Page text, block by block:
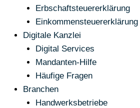
Erbschaftsteuererklärung
Einkommensteuererklärung
Digitale Kanzlei
Digital Services
Mandanten-Hilfe
Häufige Fragen
Branchen
Handwerksbetriebe